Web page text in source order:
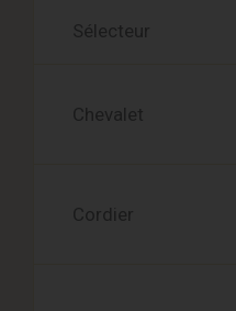
Sélecteur
Chevalet
Cordier